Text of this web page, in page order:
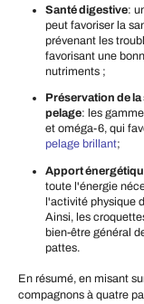
Santé digestive:
peut favoriser la
prévenant les
favorisant une
nutriments ;
Préservation de la
pelage: les
et oméga-6, qui
pelage brillant;
Apport
toute l'énergie
l'activité physique
Ainsi, les
bien-être général
pattes.
En résumé, en misant
compagnons à quatre